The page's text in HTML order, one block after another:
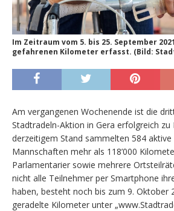
Im Zeitraum vom 5. bis 25. September
gefahrenen Kilometer erfasst. (Bild:
Am vergangenen Wochenende ist die
Stadtradeln-Aktion in Gera erfolgreich zu
derzeitigem Stand sammelten 584 aktive
Mannschaften mehr als 118’000
Parlamentarier sowie mehrere
nicht alle Teilnehmer per Smartphone
haben, besteht noch bis zum 9. Oktober
geradelte Kilometer unter